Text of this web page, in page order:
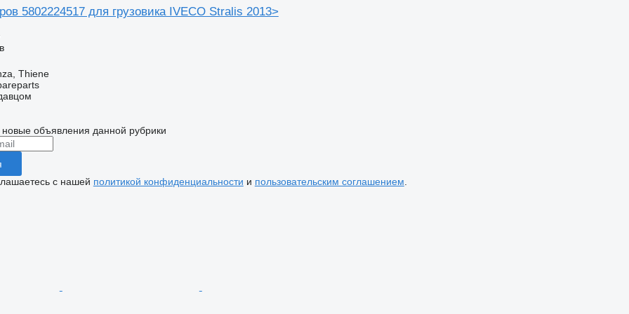
5802224517 для грузовика IVECO Stralis 2013>
Thiene
объявления данной рубрики
с нашей политикой конфиденциальности и пользовательским соглашением